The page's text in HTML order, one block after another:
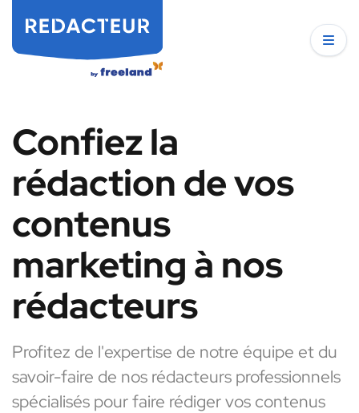
Confiez la
rédaction de vos
contenus
marketing à nos
rédacteurs
Profitez de l'expertise de notre équipe et du
savoir-faire de nos rédacteurs professionnels
spécialisés pour faire rédiger vos contenus